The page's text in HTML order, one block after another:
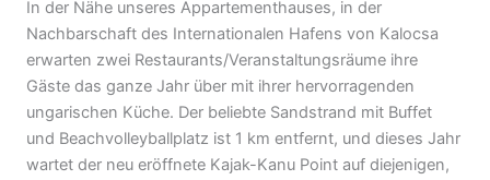
In der Nähe unseres Appartementhauses, in der
Nachbarschaft des Internationalen Hafens von Kalocsa
erwarten zwei Restaurants/Veranstaltungsräume ihre
Gäste das ganze Jahr über mit ihrer hervorragenden
ungarischen Küche. Der beliebte Sandstrand mit Buffet
und Beachvolleyballplatz ist 1 km entfernt, und dieses Jahr
wartet der neu eröffnete Kajak-Kanu Point auf diejenigen,